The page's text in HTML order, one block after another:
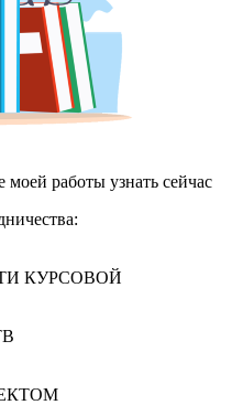
моей работы узнать сейчас
КУРСОВОЙ